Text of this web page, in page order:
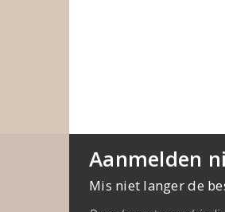
Aanmelden
Mis niet langer de